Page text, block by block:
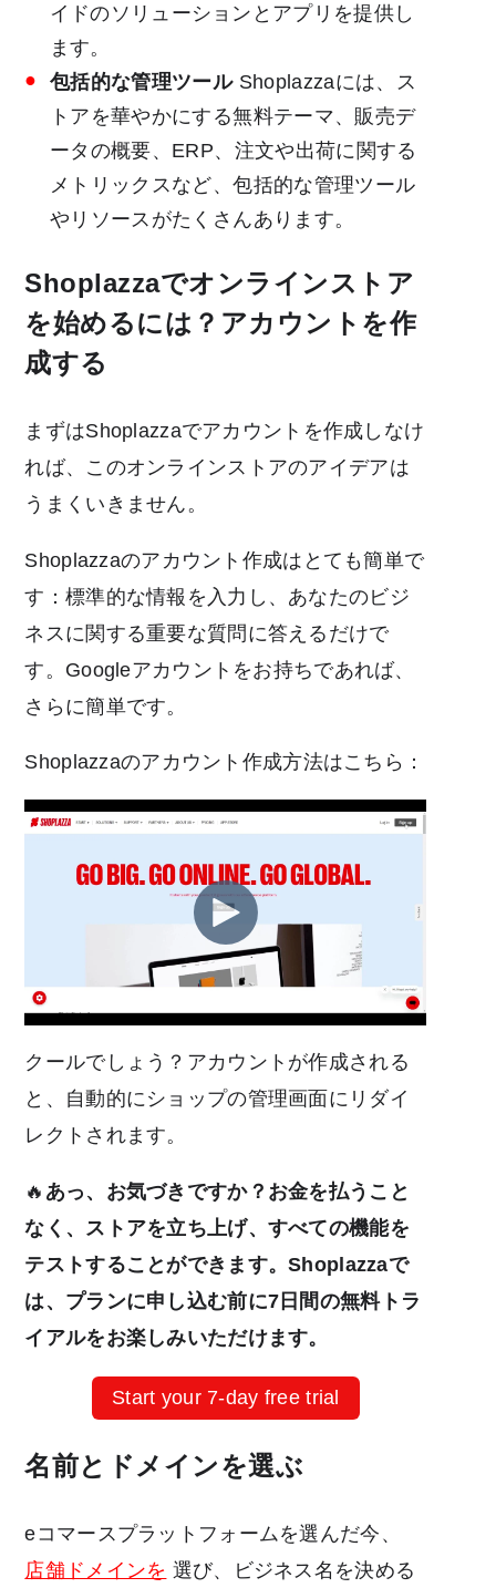
イドのソリューションとアプリを提供し
ます。
包括的な管理ツール Shoplazzaには、ス
トアを華やかにする無料テーマ、販売デ
ータの概要、ERP、注文や出荷に関する
メトリックスなど、包括的な管理ツール
やリソースがたくさんあります。
Shoplazzaでオンラインストア
を始めるには？アカウントを作
成する
まずはShoplazzaでアカウントを作成しなけ
れば、このオンラインストアのアイデアは
うまくいきません。
Shoplazzaのアカウント作成はとても簡単で
す：標準的な情報を入力し、あなたのビジ
ネスに関する重要な質問に答えるだけで
す。Googleアカウントをお持ちであれば、
さらに簡単です。
Shoplazzaのアカウント作成方法はこちら：
クールでしょう？アカウントが作成される
と、自動的にショップの管理画面にリダイ
レクトされます。
🔥 あっ、お気づきですか？お金を払うこと
なく、ストアを立ち上げ、すべての機能を
テストすることができます。Shoplazzaで
は、プランに申し込む前に7日間の無料トラ
イアルをお楽しみいただけます。
Start your 7-day free trial
名前とドメインを選ぶ
eコマースプラットフォームを選んだ今、
店舗ドメインを 選び、ビジネス名を決める